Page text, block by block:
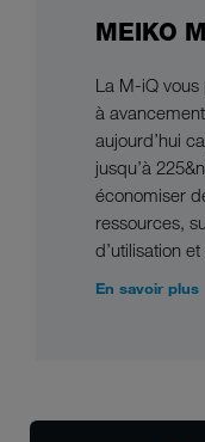
MEIKO
La M-iQ vous
à
aujourd’hui
jusqu’à
économiser
ressources,
d’utilisation
En savoir plus